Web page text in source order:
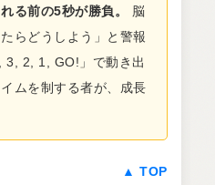
る前の5秒が勝負。
脳
らどうしよう」と警報
3, 2, 1, GO!」で動き出
ムを制する者が、成長
▲ TOP